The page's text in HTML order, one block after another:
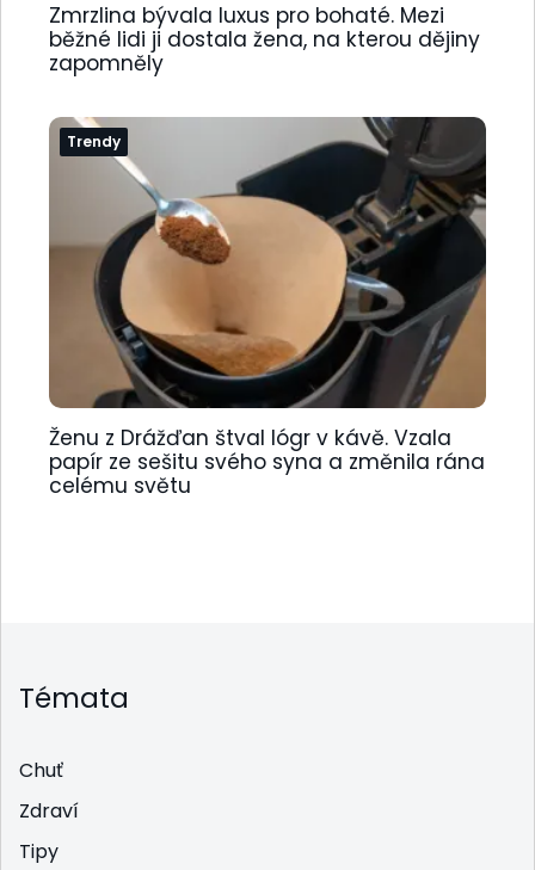
Zmrzlina bývala luxus pro bohaté. Mezi
běžné lidi ji dostala žena, na kterou dějiny
zapomněly
Trendy
Ženu z Drážďan štval lógr v kávě. Vzala
papír ze sešitu svého syna a změnila rána
celému světu
Témata
Chuť
Zdraví
Tipy